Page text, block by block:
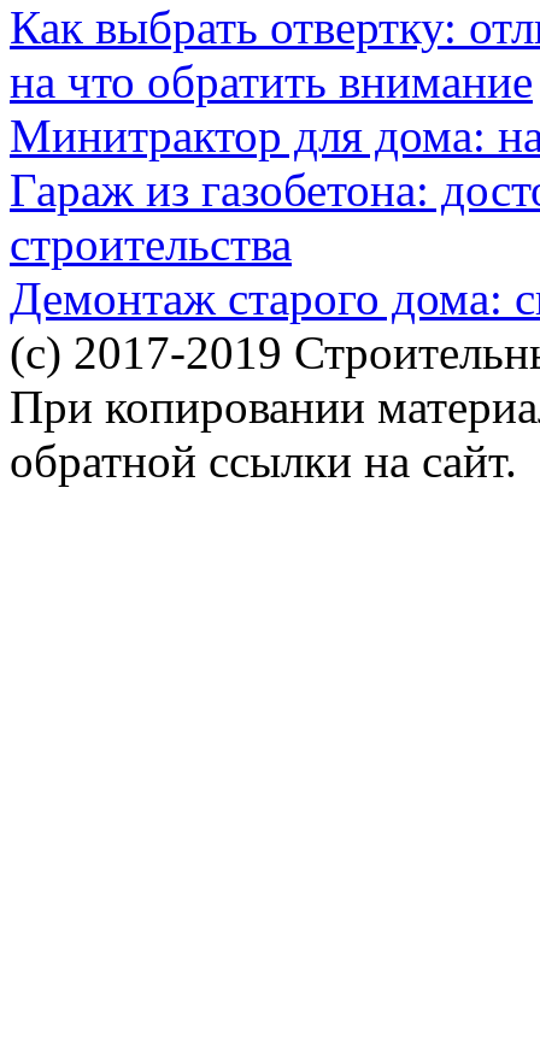
Как выбрать отвертку:
на что обратить внимание
Минитрактор для дома:
Гараж из газобетона:
строительства
Демонтаж старого дома:
(c) 2017-2019
При копировании
обратной ссылки на сайт.